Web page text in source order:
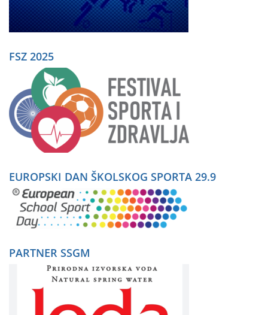
FSZ 2025
EUROPSKI DAN ŠKOLSKOG SPORTA 29.9
PARTNER SSGM